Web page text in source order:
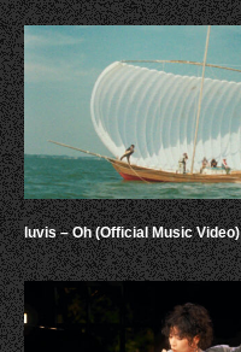
luvis – Oh (Official Music Video)